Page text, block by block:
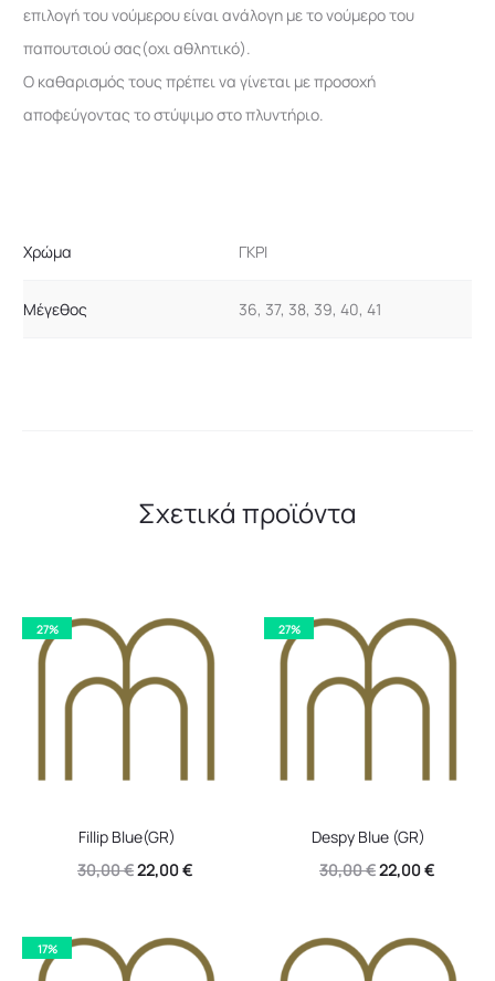
επιλογή του νούμερου είναι ανάλογη με το νούμερο του
παπουτσιού σας(οχι αθλητικό).
Ο καθαρισμός τους πρέπει να γίνεται με προσοχή
αποφεύγοντας το στύψιμο στο πλυντήριο.
Χρώμα ΓΚΡΙ
Μέγεθος 36, 37, 38, 39, 40, 41
Σχετικά προϊόντα
27%
Fillip Blue(GR)
30,00€Original
was:
30,00 €.
22,00€Η
είναι:
27%
Despy Blue (GR)
30,00€Original
was:
30,00 €.
22,00€Η
είναι:
17%